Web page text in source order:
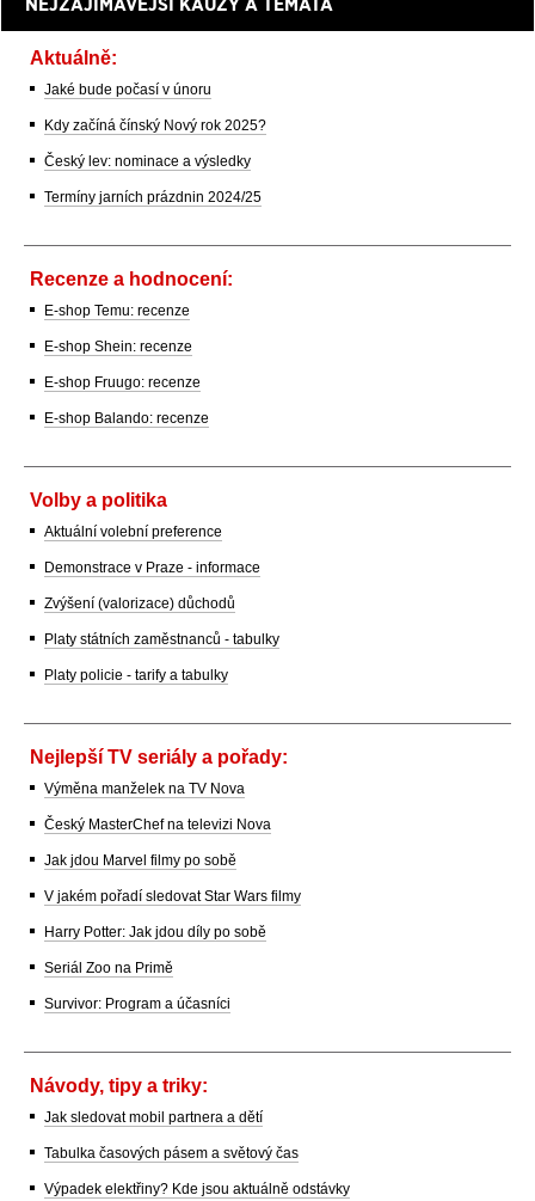
Aktuálně:
Jaké bude počasí v únoru
Kdy začíná čínský Nový rok 2025?
Český lev: nominace a výsledky
Termíny jarních prázdnin 2024/25
Recenze a hodnocení:
E-shop Temu: recenze
E-shop Shein: recenze
E-shop Fruugo: recenze
E-shop Balando: recenze
Volby a politika
Aktuální volební preference
Demonstrace v Praze - informace
Zvýšení (valorizace) důchodů
Platy státních zaměstnanců - tabulky
Platy policie - tarify a tabulky
Nejlepší TV seriály a pořady:
Výměna manželek na TV Nova
Český MasterChef na televizi Nova
Jak jdou Marvel filmy po sobě
V jakém pořadí sledovat Star Wars filmy
Harry Potter: Jak jdou díly po sobě
Seriál Zoo na Primě
Survivor: Program a účasníci
Návody, tipy a triky:
Jak sledovat mobil partnera a dětí
Tabulka časových pásem a světový čas
Výpadek elektřiny? Kde jsou aktuálně odstávky